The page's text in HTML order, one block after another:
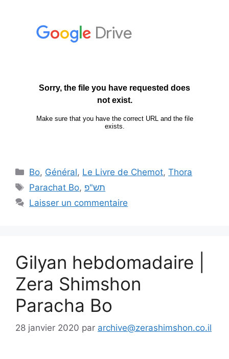
Bo, Général, Le Livre de Chemot,Thora
Parachat Bo, תש"פ
Laisser un commentaire
Gilyan hebdomadaire |
Zera Shimshon
Paracha Bo
28 janvier 2020 par archive@zerashimshon.co.il